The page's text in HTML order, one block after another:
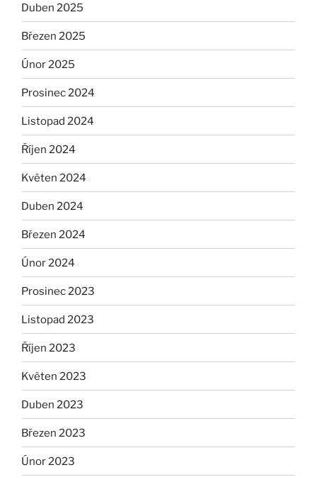
Duben 2025
Březen 2025
Únor 2025
Prosinec 2024
Listopad 2024
Říjen 2024
Květen 2024
Duben 2024
Březen 2024
Únor 2024
Prosinec 2023
Listopad 2023
Říjen 2023
Květen 2023
Duben 2023
Březen 2023
Únor 2023